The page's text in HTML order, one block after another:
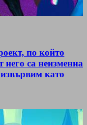
по който
него са неизменна
като